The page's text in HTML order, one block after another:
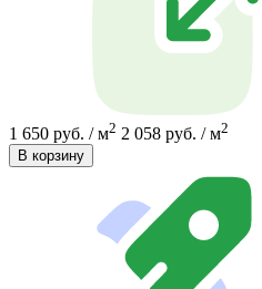
1 650 руб. / м2 2 058 руб. / м2
В корзину